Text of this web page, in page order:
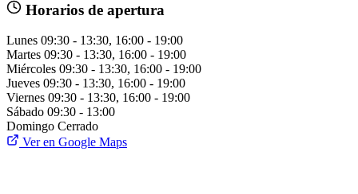
Horarios de apertura
Lunes 09:30 - 13:30, 16:00 - 19:00
Martes 09:30 - 13:30, 16:00 - 19:00
Miércoles 09:30 - 13:30, 16:00 - 19:00
Jueves 09:30 - 13:30, 16:00 - 19:00
Viernes 09:30 - 13:30, 16:00 - 19:00
Sábado 09:30 - 13:00
Domingo Cerrado
Ver en Google Maps